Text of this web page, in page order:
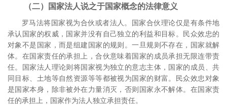
（二）国家法人说之于国家概念的法律意义
罗马法将国家视为合伙或者法人。
国家合伙理论仅是有条件地
承认国家的权威，国家并没有自己独立的利益和目标。民众效忠的
对象不是国家，而是组建国家的规则。一旦规则不存在，国家就解
体。在国家责任的承担上，合伙意味着国家的成员承担无限连带责
任。国家法人理论则将国家视为独立的意志主体，国家的成员、共
同目标、土地等自然资源等等都被视为国家的财富。民众效忠对象
是国家本身，除非被外在力量消灭，否则国家永不解体。在国家责
任的承担上，国家作为法人独立承担责任。